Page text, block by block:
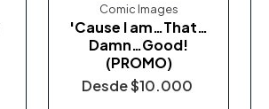
Comic Images
'Cause I am…That…
Damn…Good!
(PROMO)
Desde$10.000